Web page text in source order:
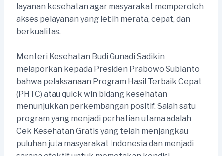
layanan kesehatan agar masyarakat memperoleh
akses pelayanan yang lebih merata, cepat, dan
berkualitas.
Menteri Kesehatan Budi Gunadi Sadikin
melaporkan kepada Presiden Prabowo Subianto
bahwa pelaksanaan Program Hasil Terbaik Cepat
(PHTC) atau quick win bidang kesehatan
menunjukkan perkembangan positif. Salah satu
program yang menjadi perhatian utama adalah
Cek Kesehatan Gratis yang telah menjangkau
puluhan juta masyarakat Indonesia dan menjadi